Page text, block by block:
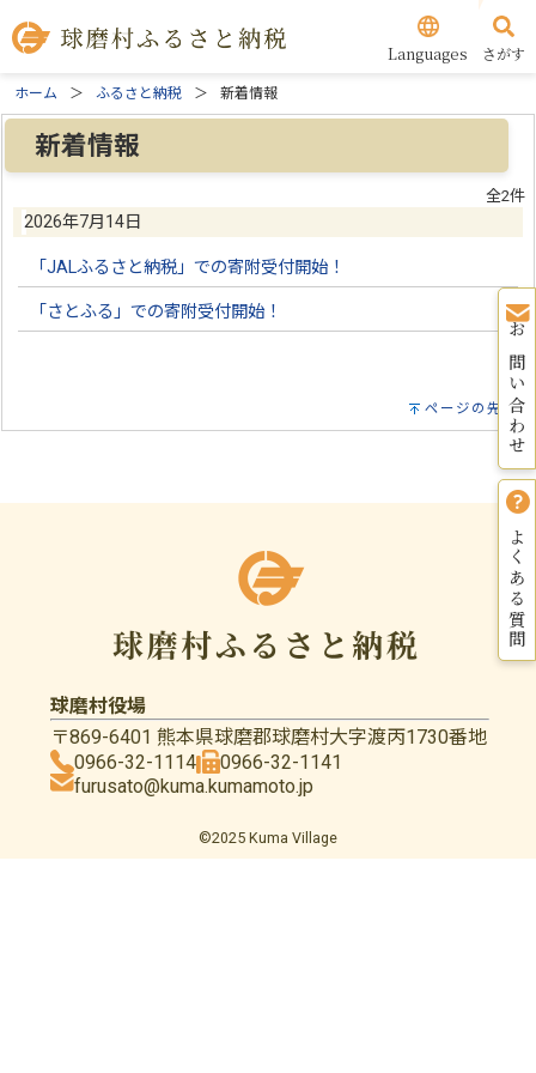
Languages さがす
お問い合わせ
よくある質問
ホーム ふるさと納税 新着情報
新着情報
全2件
2026年7月14日
「JALふるさと納税」での寄附受付開始！
「さとふる」での寄附受付開始！
ページの先頭へ
球磨村役場
〒869-6401 熊本県球磨郡球磨村大字渡丙1730番地
0966-32-1114
0966-32-1141
furusato@kuma.kumamoto.jp
©2025 Kuma Village